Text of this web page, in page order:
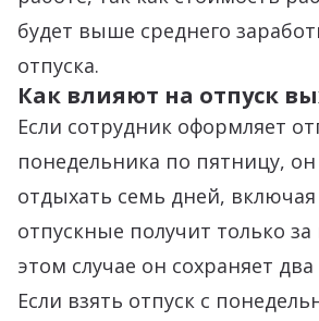
будет выше среднего
отпуска.
Как влияют на отпуск
Если сотрудник оформляет
понедельника по пятницу, он
отдыхать семь дней,
отпускные получит только
этом случае он сохраняет два
Если взять отпуск с